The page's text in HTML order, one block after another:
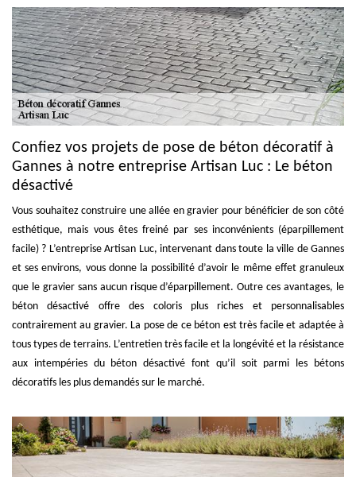
Confiez vos projets de pose de béton décoratif à
Gannes à notre entreprise Artisan Luc : Le béton
désactivé
Vous souhaitez construire une allée en gravier pour bénéficier de son côté
esthétique, mais vous êtes freiné par ses inconvénients (éparpillement
facile) ? L’entreprise Artisan Luc, intervenant dans toute la ville de Gannes
et ses environs, vous donne la possibilité d’avoir le même effet granuleux
que le gravier sans aucun risque d’éparpillement. Outre ces avantages, le
béton désactivé offre des coloris plus riches et personnalisables
contrairement au gravier. La pose de ce béton est très facile et adaptée à
tous types de terrains. L’entretien très facile et la longévité et la résistance
aux intempéries du béton désactivé font qu’il soit parmi les bétons
décoratifs les plus demandés sur le marché.